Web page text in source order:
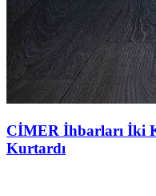
CİMER İhbarları İki
Kurtardı